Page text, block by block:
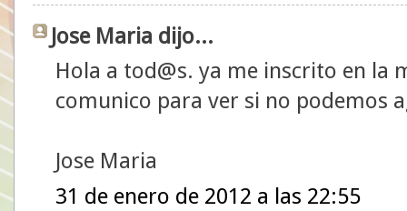
Jose Maria dijo...
Hola a tod@s. ya me inscrito en la
comunico para ver si no podemos
Jose Maria
31 de enero de 2012 a las 22:55